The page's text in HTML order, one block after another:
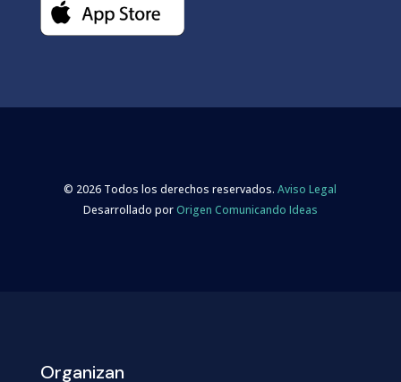
© 2026 Todos los derechos reservados.Aviso Legal
Desarrollado porOrigen Comunicando Ideas
Organizan